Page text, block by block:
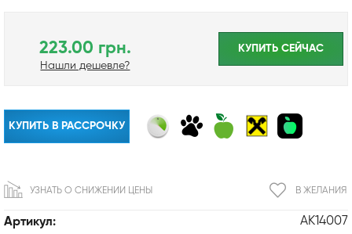
Артикул: AK14007
223.00 грн.
Нашли дешевле?
КУПИТЬ CЕЙЧАС
КУПИТЬ В РАССРОЧКУ
В ЖЕЛАНИЯ
УЗНАТЬ О СНИЖЕНИИ ЦЕНЫ